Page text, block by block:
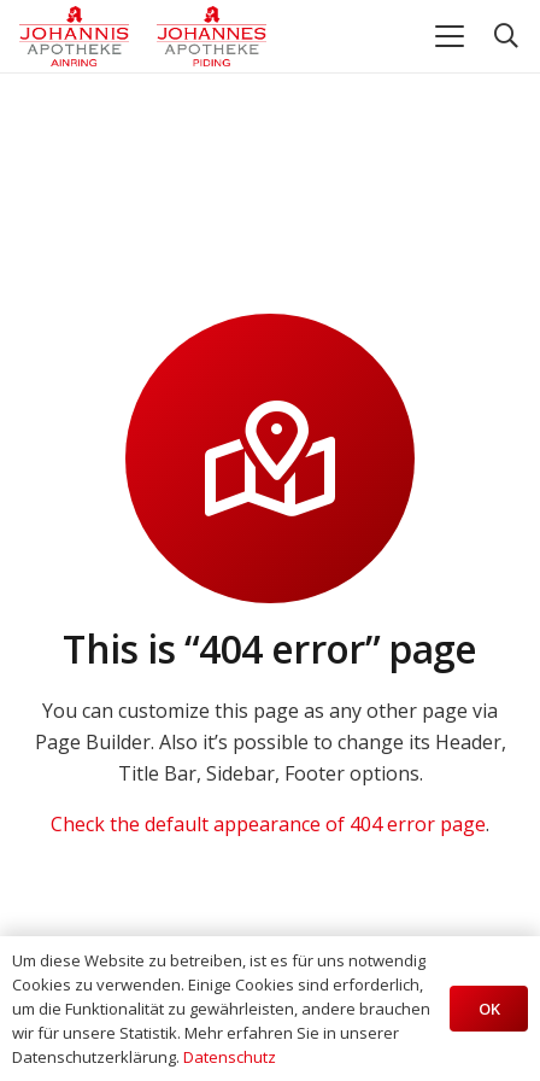
This is “404 error” page
You can customize this page as any other page via
Page Builder. Also it’s possible to change its Header,
Title Bar, Sidebar, Footer options.
Check the default appearance of 404 error page.
Um diese Website zu betreiben, ist es für uns notwendig
Cookies zu verwenden. Einige Cookies sind erforderlich,
um die Funktionalität zu gewährleisten, andere brauchen
wir für unsere Statistik. Mehr erfahren Sie in unserer
Datenschutzerklärung. Datenschutz
OK